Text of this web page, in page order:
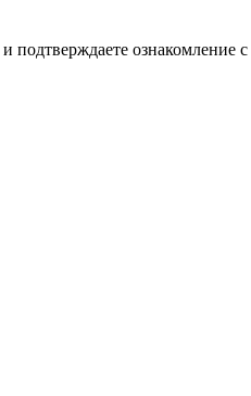
и подтверждаете ознакомление с